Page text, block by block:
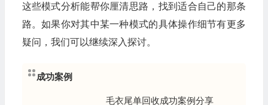
这些模式分析能帮你厘清思路，找到适合自己的那条
路。如果你对其中某一种模式的具体操作细节有更多
疑问，我们可以继续深入探讨。
成功案例
毛衣尾单回收成功案例分享